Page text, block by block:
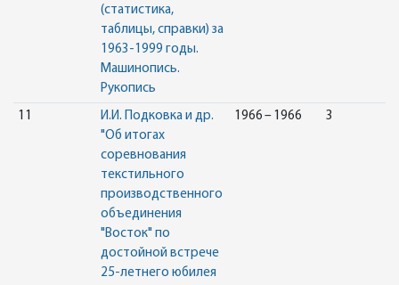
(статистика,
таблицы, справки) за
1963-1999 годы.
Машинопись.
Рукопись
11
И.И. Подковка и др.
"Об итогах
соревнования
текстильного
производственного
объединения
"Восток" по
достойной встрече
25-летнего юбилея
1966 – 1966 3